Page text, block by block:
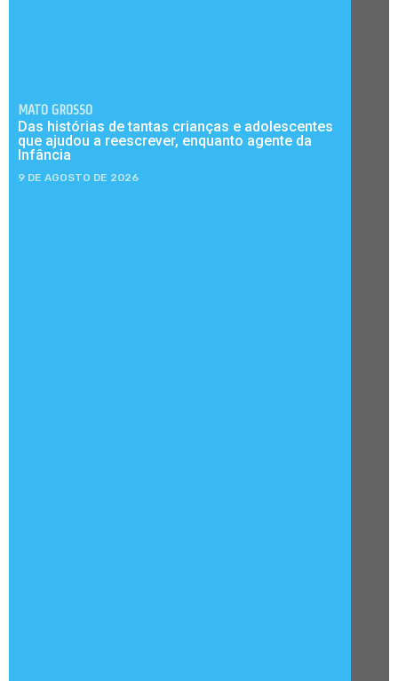
MATO GROSSO
Das histórias de tantas crianças e adolescentes
que ajudou a reescrever, enquanto agente da
Infância
9 DE AGOSTO DE 2026